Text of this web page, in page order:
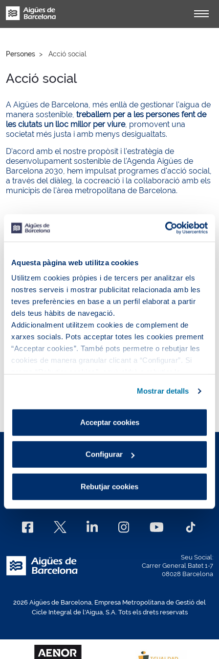
Aquesta pàgina web utilitza cookies
Utilitzem cookies pròpies i de tercers per analitzar els
nostres serveis i mostrar publicitat relacionada amb les
teves preferències en base a un perfil elaborat a partir
dels teus hàbits de navegació.
Addicionalment utilitzem cookies de complement de
xarxes socials. Pots acceptar totes les cookies prement
“Acceptar cookies”. També pots permetre o rebutjar les
cookies de manera granular clicant a “Configurar”. Si
que són indispensables perquè el lloc web funcioni i que,
per tant, no es poden desactivar.
Pots consultar més informació a la nostra
Mostrar detalls
Acceptar cookies
Configurar
Rebutjar cookies
Persones Acció social
Acció social
A Aigües de Barcelona, més enllà de gestionar l'aigua de
manera sostenible, treballem per a les persones fent de
les ciutats un lloc millor per viure, promovent una
societat més justa i amb menys desigualtats.
D'acord amb el nostre propòsit i l'estratègia de
desenvolupament sostenible de l'Agenda Aigües de
Barcelona 2030, hem impulsat programes d'acció social,
a través del diàleg, la cocreació i la col·laboració amb els
municipis de l'àrea metropolitana de Barcelona.
Xifres clau d'acció social el 2024
Consulta els projectes d'acció social
Política de Cookies
Polítiques de privacitat
Mapa Web
Seu Social:
Carrer General Batet 1-7
08028 Barcelona
2026 Aigües de Barcelona, Empresa Metropolitana de Gestió del
Cicle Integral de l'Aigua, S.A. Tots els drets reservats